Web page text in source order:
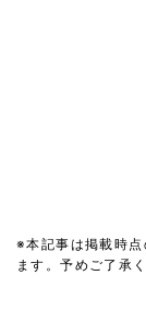
※本記事は掲載時点
ます。予めご了承